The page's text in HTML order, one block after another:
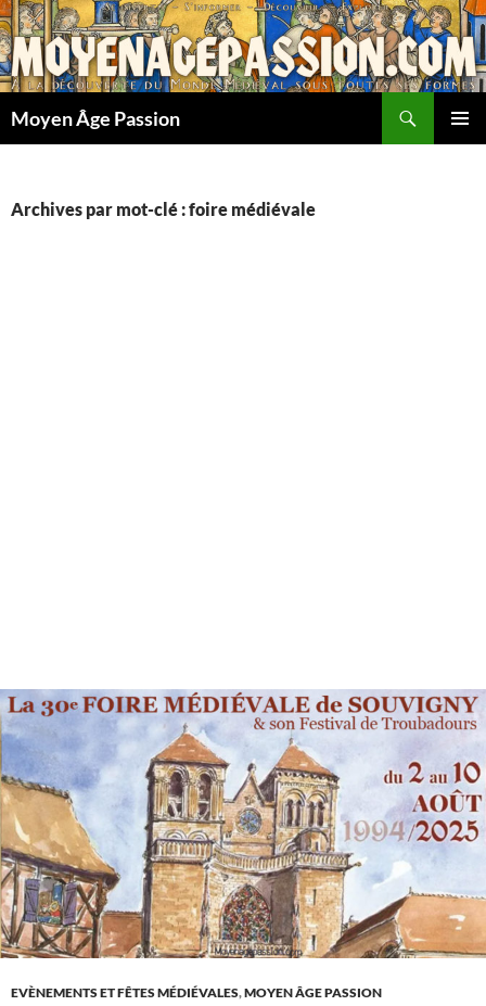
Aller
au
contenu
Moyen Âge Passion
Archives par mot-clé : foire médiévale
EVÈNEMENTS ET FÊTES MÉDIÉVALES,MOYEN ÂGE PASSION